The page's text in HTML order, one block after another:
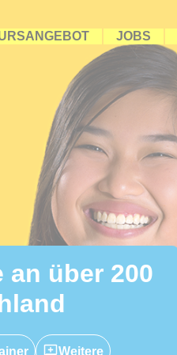
JOBS
über 200
Weitere